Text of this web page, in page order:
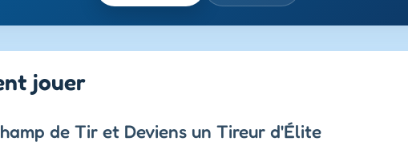
jouer
de Tir et Deviens un Tireur d'Élite